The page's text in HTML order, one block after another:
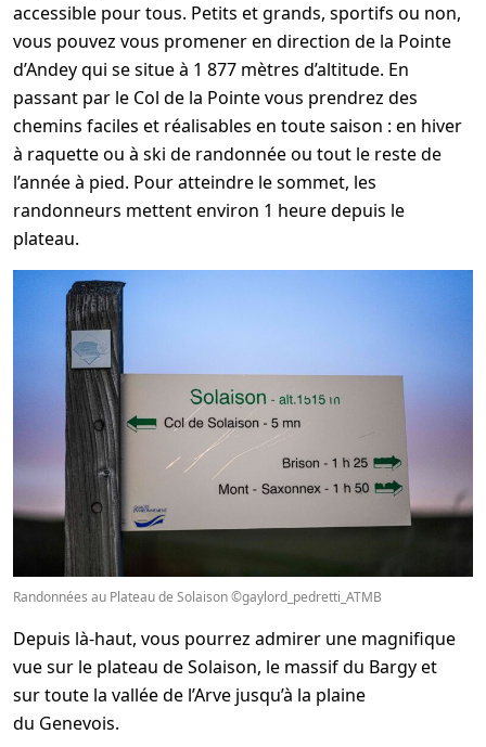
accessible pour tous. Petits et grands, sportifs ou non,
vous pouvez vous promener en direction de la Pointe
d’Andey qui se situe à 1 877 mètres d’altitude. En
passant par le Col de la Pointe vous prendrez des
chemins faciles et réalisables en toute saison : en hiver
à raquette ou à ski de randonnée ou tout le reste de
l’année à pied. Pour atteindre le sommet, les
randonneurs mettent environ 1 heure depuis le
plateau.
Randonnées au Plateau de Solaison ©gaylord_pedretti_ATMB
Depuis là-haut, vous pourrez admirer une magnifique
vue sur le plateau de Solaison, le massif du Bargy et
sur toute la vallée de l’Arve jusqu’à la plaine
du Genevois.